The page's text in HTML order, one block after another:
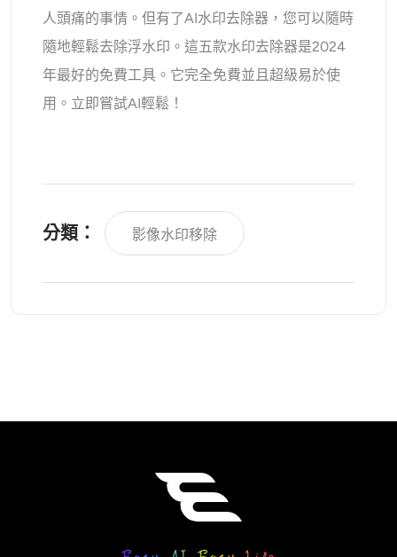
人頭痛的事情。但有了AI水印去除器，您可以隨時
隨地輕鬆去除浮水印。這五款水印去除器是2024
年最好的免費工具。它完全免費並且超級易於使
用。立即嘗試AI輕鬆！
分類： 影像水印移除